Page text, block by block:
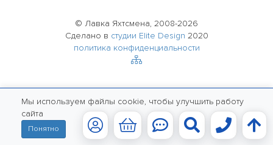
© Лавка Яхтсмена, 2008-2026
Сделано в студии Elite Design 2020
политика конфиденциальности
Мы используем файлы cookie, чтобы улучшить работу
сайта
Понятно